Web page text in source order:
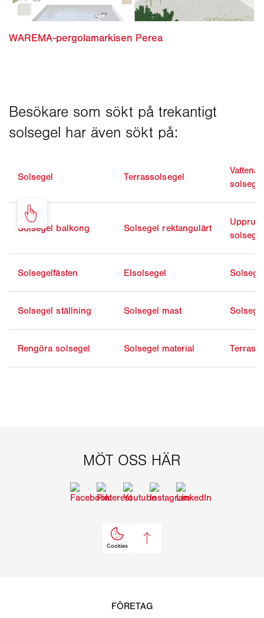
Solsegel Terrassolsegel
solsegel
Solsegel balkong Solsegel rektangulärt
solsegel
Solsegelfästen Elsolsegel
Solsegel ställning Solsegel mast
Rengöra solsegel Solsegel material